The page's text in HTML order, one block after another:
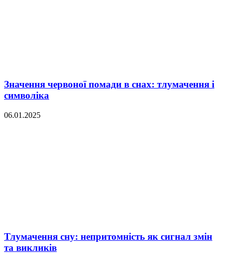
Значення червоної помади в снах: тлумачення і
символіка
06.01.2025
Тлумачення сну: непритомність як сигнал змін
та викликів